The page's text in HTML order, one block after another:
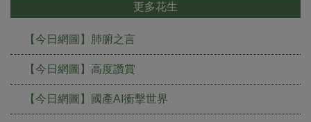
更多花生
【今日網圖】肺腑之言
【今日網圖】高度讚賞
【今日網圖】國產AI衝擊世界